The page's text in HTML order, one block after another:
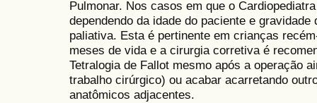
Pulmonar. Nos casos em que o
dependendo da idade do paciente e
paliativa. Esta é pertinente em crianças
meses de vida e a cirurgia corretiva é
Tetralogia de Fallot mesmo após a operação
trabalho cirúrgico) ou acabar acarretando
anatômicos adjacentes.